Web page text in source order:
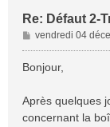
Re: Défaut 2-
M
e
s
g
e
vendredi 04
Bonjour,
Après quelques
concernant la